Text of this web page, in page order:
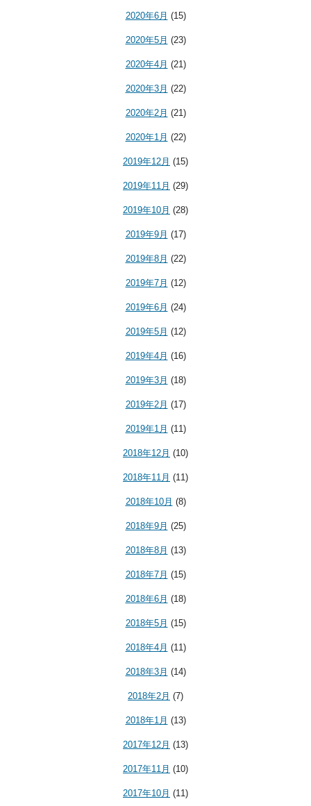
2020年6月 (15)
2020年5月 (23)
2020年4月 (21)
2020年3月 (22)
2020年2月 (21)
2020年1月 (22)
2019年12月 (15)
2019年11月 (29)
2019年10月 (28)
2019年9月 (17)
2019年8月 (22)
2019年7月 (12)
2019年6月 (24)
2019年5月 (12)
2019年4月 (16)
2019年3月 (18)
2019年2月 (17)
2019年1月 (11)
2018年12月 (10)
2018年11月 (11)
2018年10月 (8)
2018年9月 (25)
2018年8月 (13)
2018年7月 (15)
2018年6月 (18)
2018年5月 (15)
2018年4月 (11)
2018年3月 (14)
2018年2月 (7)
2018年1月 (13)
2017年12月 (13)
2017年11月 (10)
2017年10月 (11)